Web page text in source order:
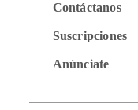
Contáctanos
Suscripciones
Anúnciate